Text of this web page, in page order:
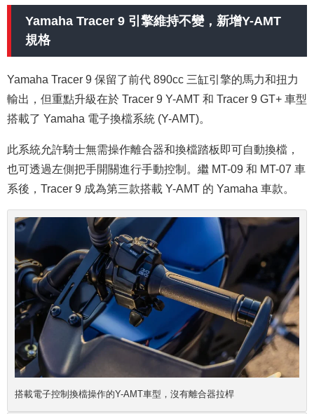
Yamaha Tracer 9 引擎維持不變，新增Y-AMT
規格
Yamaha Tracer 9 保留了前代 890cc 三缸引擎的馬力和扭力
輸出，但重點升級在於 Tracer 9 Y-AMT 和 Tracer 9 GT+ 車型
搭載了 Yamaha 電子換檔系統 (Y-AMT)。
此系統允許騎士無需操作離合器和換檔踏板即可自動換檔，
也可透過左側把手開關進行手動控制。繼 MT-09 和 MT-07 車
系後，Tracer 9 成為第三款搭載 Y-AMT 的 Yamaha 車款。
搭載電子控制換檔操作的Y-AMT車型，沒有離合器拉桿